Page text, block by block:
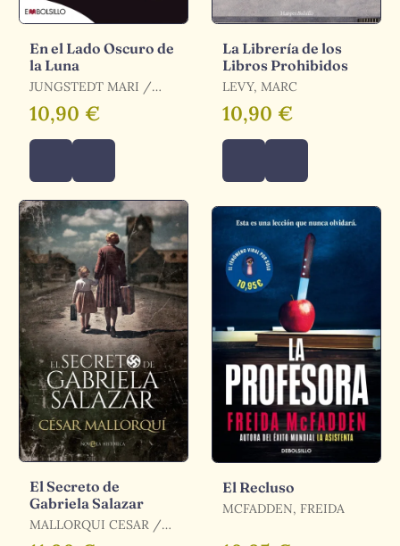
En el Lado Oscuro de
la Luna
JUNGSTEDT MARI /
JUNGSTEDT, MARI
10,90 €
La Librería de los
Libros Prohibidos
LEVY, MARC
10,90 €
El Secreto de
Gabriela Salazar
MALLORQUI CESAR /
MALLORQUÍ, CÉSAR
El Recluso
MCFADDEN, FREIDA